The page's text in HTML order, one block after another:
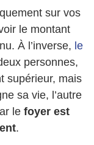
sur vos
le montant
À l’inverse, le
personnes,
supérieur, mais
sa vie, l’autre
le foyer est
.